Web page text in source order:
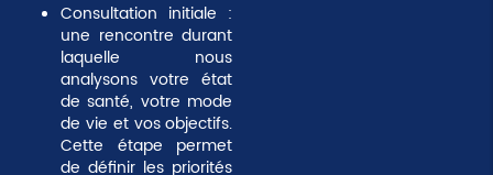
Consultation initiale :
une rencontre durant
laquelle nous
analysons votre état
de santé, votre mode
de vie et vos objectifs.
Cette étape permet
de définir les priorités